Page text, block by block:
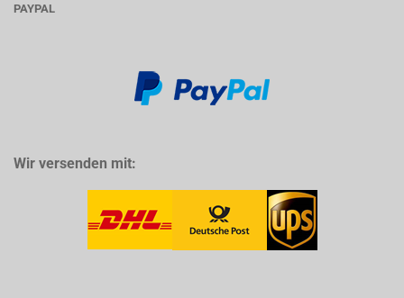
PAYPAL
Wir versenden mit: